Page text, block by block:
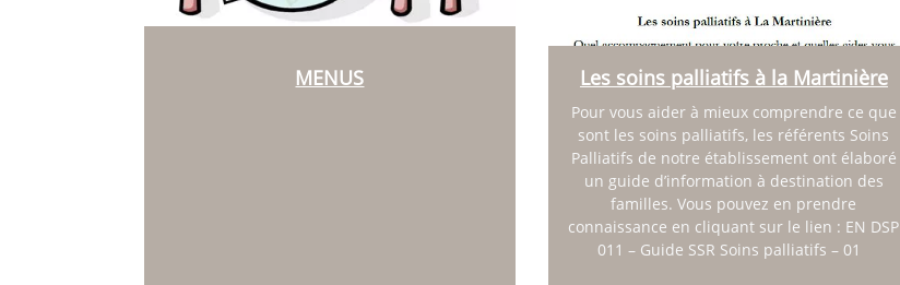
MENUS Les soins palliatifs à la Martinière
Pour vous aider à mieux comprendre ce que
sont les soins palliatifs, les référents Soins
Palliatifs de notre établissement ont élaboré
un guide d’information à destination des
familles. Vous pouvez en prendre
connaissance en cliquant sur le lien : EN DSP
011 – Guide SSR Soins palliatifs – 01